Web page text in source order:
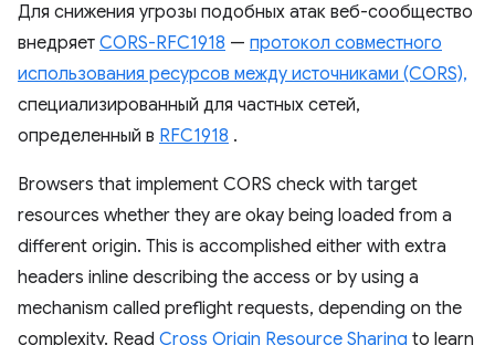
Для снижения угрозы подобных атак веб-сообщество
внедряет CORS-RFC1918 — протокол совместного
использования ресурсов между источниками (CORS),
специализированный для частных сетей,
определенный в RFC1918 .
Browsers that implement CORS check with target
resources whether they are okay being loaded from a
different origin. This is accomplished either with extra
headers inline describing the access or by using a
mechanism called preflight requests, depending on the
complexity. Read Cross Origin Resource Sharing to learn